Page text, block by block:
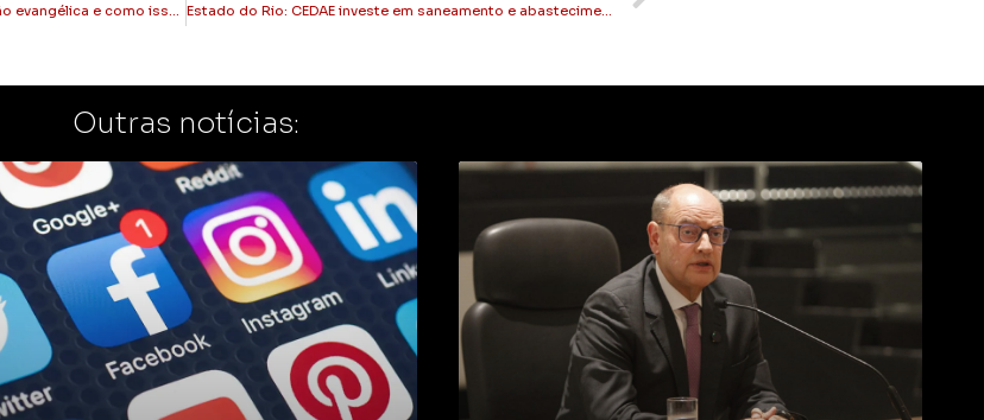
Estado do Rio: CEDAE investe em saneamento e abastecimento de água no interior estado
Outras notícias: